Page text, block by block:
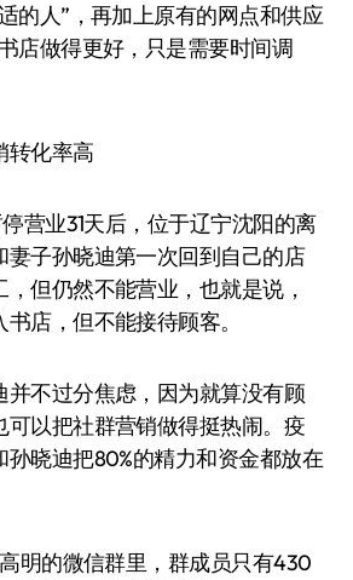
的人”，再加上原有的网点和供应
店做得更好，只是需要时间调
转化率高
营业31天后，位于辽宁沈阳的离
妻子孙晓迪第一次回到自己的店
但仍然不能营业，也就是说，
店，但不能接待顾客。
并不过分焦虑，因为就算没有顾
可以把社群营销做得挺热闹。疫
晓迪把80%的精力和资金都放在
明的微信群里，群成员只有430